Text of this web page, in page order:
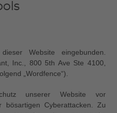
Website eingebunden.
Inc., 800 5th Ave Ste 4100,
„Wordfence“).
unserer Website vor
bösartigen Cyberattacken. Zu